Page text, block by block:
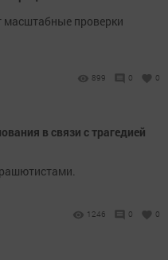
масштабные проверки
899 0 0
в связи с трагедией
1246 0 0